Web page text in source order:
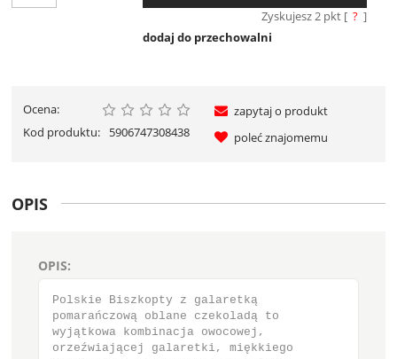
Zyskujesz2 pkt [ ? ]
dodaj do przechowalni
Ocena:
Kod produktu:
5906747308438
zapytaj o produkt
poleć znajomemu
OPIS
OPIS:
Polskie Biszkopty z galaretką
pomarańczową oblane czekoladą to
wyjątkowa kombinacja owocowej,
orzeźwiającej galaretki, miękkiego